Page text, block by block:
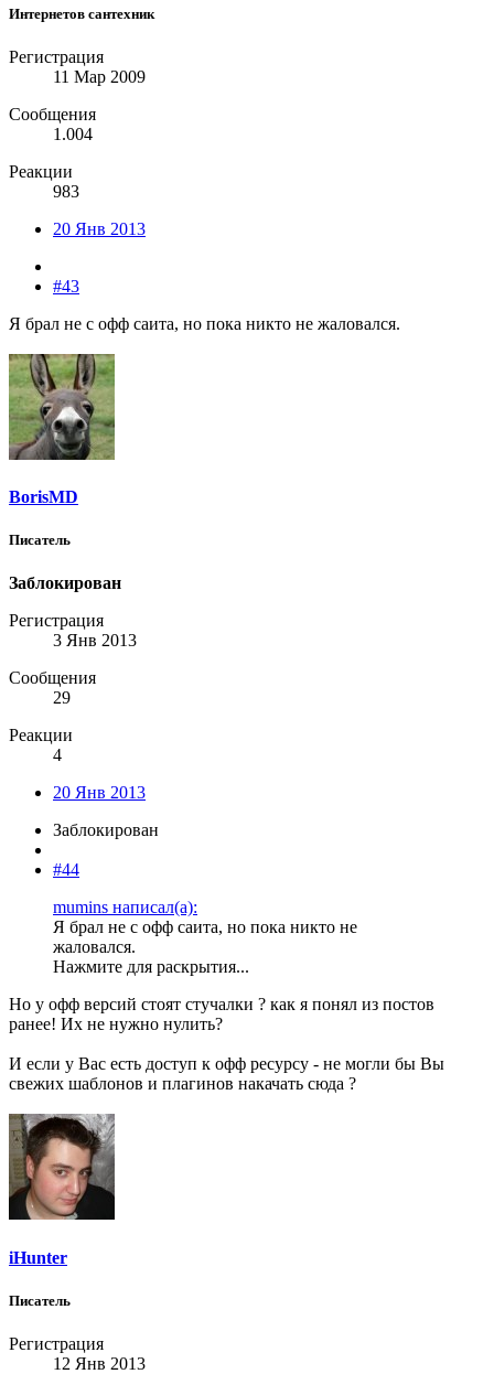
Интернетов сантехник
Регистрация
11 Мар 2009
Сообщения
1.004
Реакции
983
20 Янв 2013
#43
Я брал не с офф саита, но пока никто не жаловался.
BorisMD
Писатель
Заблокирован
Регистрация
3 Янв 2013
Сообщения
29
Реакции
4
20 Янв 2013
Заблокирован
#44
mumins написал(а):
Я брал не с офф саита, но пока никто не
жаловался.
Нажмите для раскрытия...
Но у офф версий стоят стучалки ? как я понял из постов
ранее! Их не нужно нулить?
И если у Вас есть доступ к офф ресурсу - не могли бы Вы
свежих шаблонов и плагинов накачать сюда ?
iHunter
Писатель
Регистрация
12 Янв 2013